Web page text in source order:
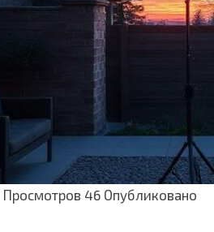
Просмотров 46 Опубликовано